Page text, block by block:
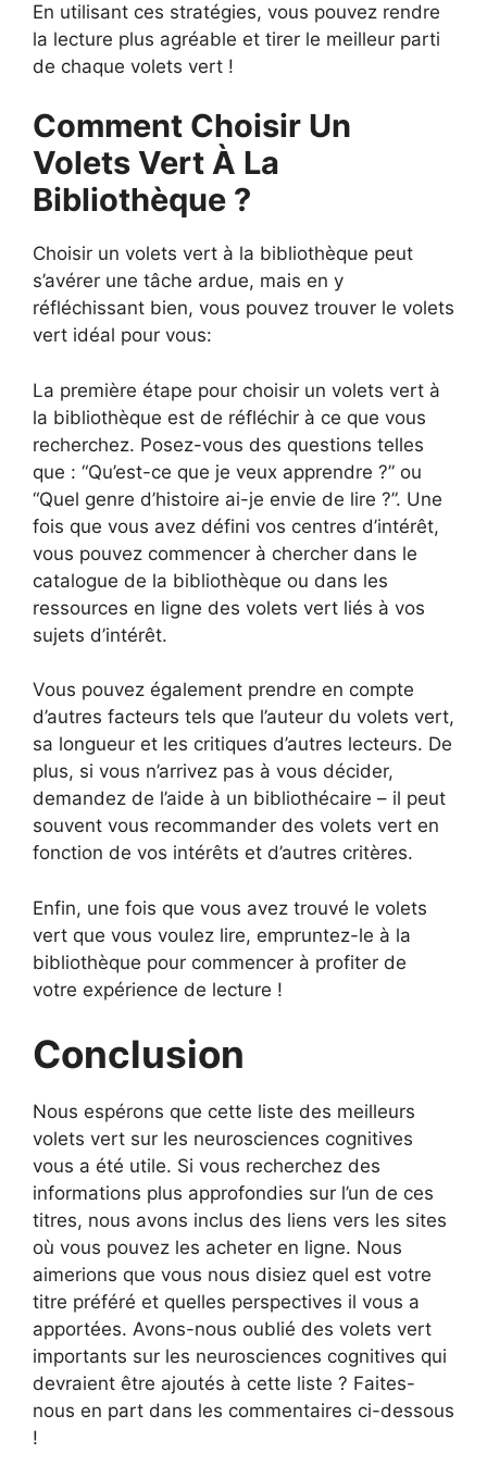
En utilisant ces stratégies, vous pouvez rendre
la lecture plus agréable et tirer le meilleur parti
de chaque volets vert !
Comment Choisir Un
Volets Vert À La
Bibliothèque ?
Choisir un volets vert à la bibliothèque peut
s’avérer une tâche ardue, mais en y
réfléchissant bien, vous pouvez trouver le volets
vert idéal pour vous:
La première étape pour choisir un volets vert à
la bibliothèque est de réfléchir à ce que vous
recherchez. Posez-vous des questions telles
que : “Qu’est-ce que je veux apprendre ?” ou
“Quel genre d’histoire ai-je envie de lire ?”. Une
fois que vous avez défini vos centres d’intérêt,
vous pouvez commencer à chercher dans le
catalogue de la bibliothèque ou dans les
ressources en ligne des volets vert liés à vos
sujets d’intérêt.
Vous pouvez également prendre en compte
d’autres facteurs tels que l’auteur du volets vert,
sa longueur et les critiques d’autres lecteurs. De
plus, si vous n’arrivez pas à vous décider,
demandez de l’aide à un bibliothécaire – il peut
souvent vous recommander des volets vert en
fonction de vos intérêts et d’autres critères.
Enfin, une fois que vous avez trouvé le volets
vert que vous voulez lire, empruntez-le à la
bibliothèque pour commencer à profiter de
votre expérience de lecture !
Conclusion
Nous espérons que cette liste des meilleurs
volets vert sur les neurosciences cognitives
vous a été utile. Si vous recherchez des
informations plus approfondies sur l’un de ces
titres, nous avons inclus des liens vers les sites
où vous pouvez les acheter en ligne. Nous
aimerions que vous nous disiez quel est votre
titre préféré et quelles perspectives il vous a
apportées. Avons-nous oublié des volets vert
importants sur les neurosciences cognitives qui
devraient être ajoutés à cette liste ? Faites-
nous en part dans les commentaires ci-dessous
!